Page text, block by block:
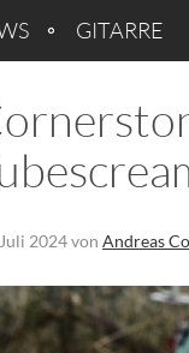
GITARRE
2024von Andreas